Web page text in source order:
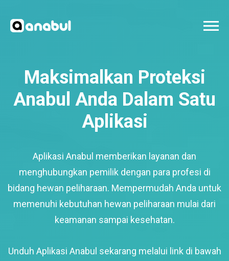
Maksimalkan Proteksi
Anabul Anda Dalam Satu
Aplikasi
Aplikasi Anabul memberikan layanan dan
menghubungkan pemilik dengan para profesi di
bidang hewan peliharaan. Mempermudah Anda untuk
memenuhi kebutuhan hewan peliharaan mulai dari
keamanan sampai kesehatan.
Unduh Aplikasi Anabul sekarang melalui link di bawah